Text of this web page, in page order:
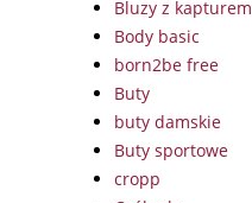
Bluzy z kapturem
Body basic
born2be free
Buty
buty damskie
Buty sportowe
cropp